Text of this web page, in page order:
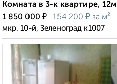
Комната в 3-к квартире,
1 850 000 ₽ 154 200 ₽ за м²
мкр. 10-й, Зеленоград к1007